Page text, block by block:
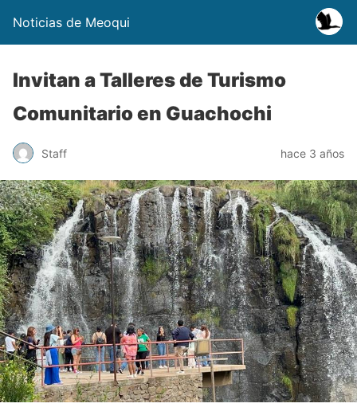
Noticias de Meoqui
Invitan a Talleres de Turismo
Comunitario en Guachochi
Staff hace 3 años